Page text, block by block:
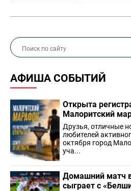
АФИША СОБЫТИЙ
Открыта
Малоритский
Друзья, отличные
любителей
октября город
уча...
Домашний матч
сыграет с